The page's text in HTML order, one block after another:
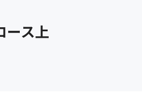
ース上